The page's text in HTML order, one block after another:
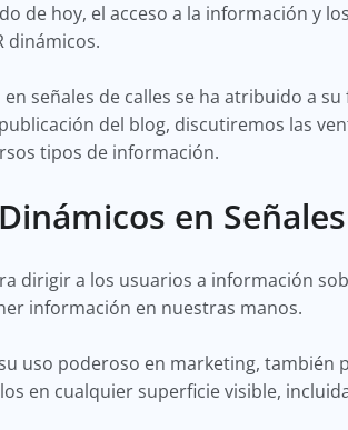
de hoy, el acceso a la información y
dinámicos.
señales de calles se ha atribuido a
del blog, discutiremos las
tipos de información.
en
dirigir a los usuarios a información
información en nuestras manos.
uso poderoso en marketing, también
en cualquier superficie visible,